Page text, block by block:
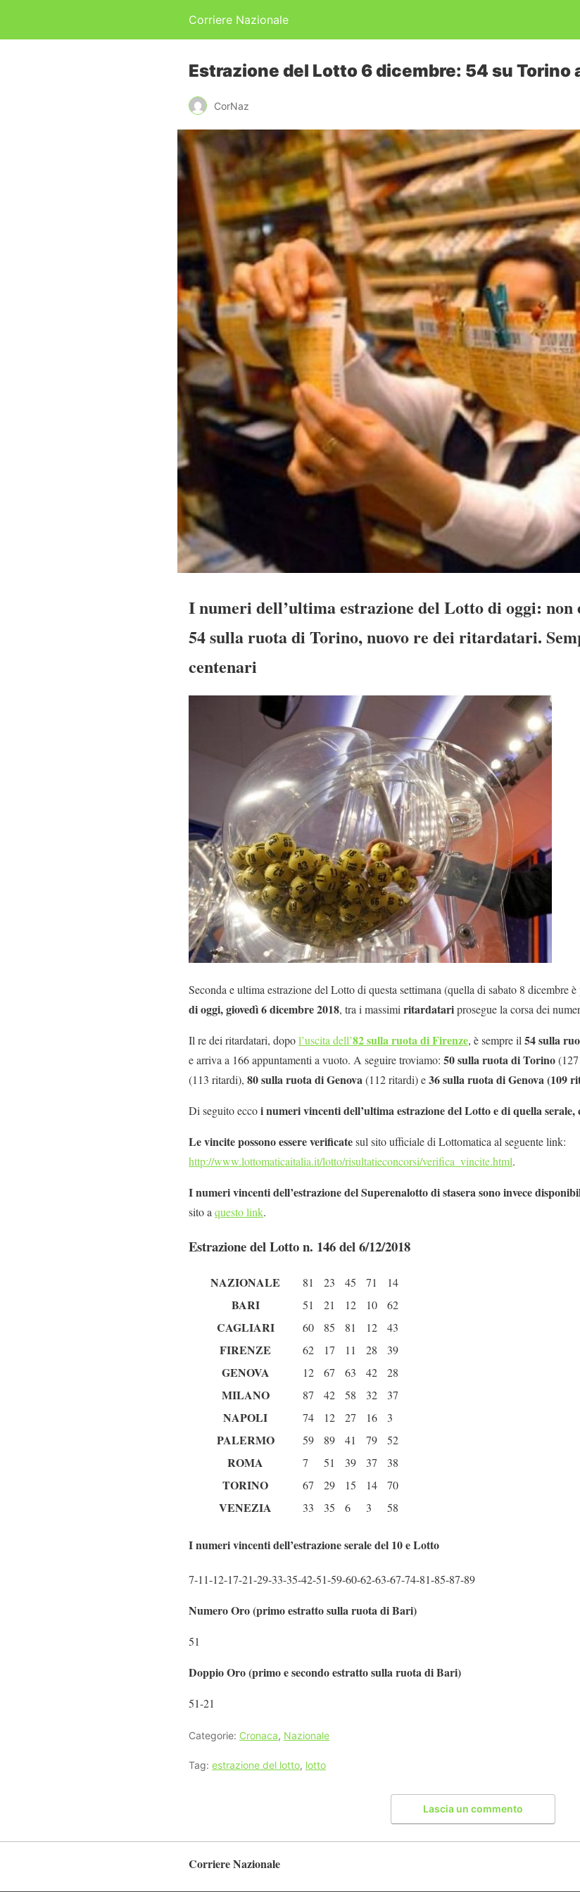
Corriere Nazionale
Estrazione del Lotto 6 dicembre: 54 su Torino
CorNaz
I numeri dell’ultima estrazione del Lotto di oggi: non
54 sulla ruota di Torino, nuovo re dei ritardatari.
centenari
Seconda e ultima estrazione del Lotto di questa settimana (quella di sabato 8 dicembre
di oggi, giovedì 6 dicembre 2018, tra i massimi ritardatariprosegue la corsa dei
Il re dei ritardatari, dopol’uscita dell’82 sulla ruota di Firenze, è sempre il 54 sulla
e arriva a 166 appuntamenti a vuoto. A seguire troviamo: 50 sulla ruota di Torino
(113 ritardi), 80 sulla ruota di Genova(112 ritardi) e36 sulla ruota di Genova (109
Di seguito eccoi numeri vincenti dell’ultima estrazione del Lotto e di quella serale,
Le vincite possono essere verificatesul sito ufficiale di Lottomatica al seguente link:
http://www.lottomaticaitalia.it/lotto/risultatieconcorsi/verifica_vincite.html.
I numeri vincenti dell’estrazione del Superenalotto di stasera sono invece
sito a questo link.
Estrazione del Lotto n. 146 del 6/12/2018
NAZIONALE 81 23 45 71 14
BARI 51 21 12 10 62
CAGLIARI 60 85 81 12 43
FIRENZE 62 17 11 28 39
GENOVA 12 67 63 42 28
MILANO 87 42 58 32 37
NAPOLI 74 12 27 16 3
PALERMO 59 89 41 79 52
ROMA 7 51 39 37 38
TORINO 67 29 15 14 70
VENEZIA 33 35 6 3 58
I numeri vincenti dell’estrazione serale del 10 e Lotto
7-11-12-17-21-29-33-35-42-51-59-60-62-63-67-74-81-85-87-89
Numero Oro (primo estratto sulla ruota di Bari)
51
Doppio Oro (primo e secondo estratto sulla ruota di Bari)
51-21
Categorie: Cronaca, Nazionale
Tag: estrazione del lotto, lotto
Lascia un commento
Corriere Nazionale